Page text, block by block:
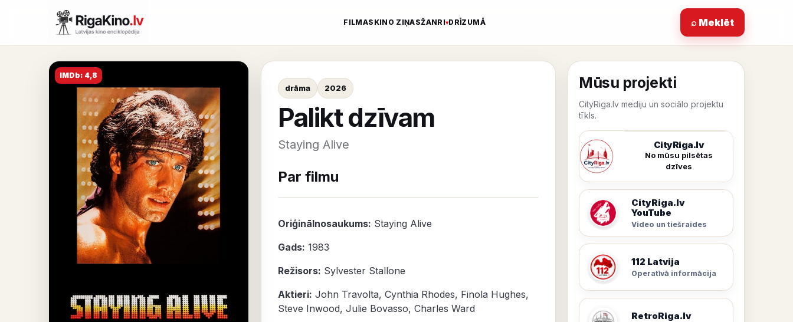
FILMAS KINO ZIŅASŽANRI DRĪZUMĀ ⌕ Meklēt
IMDb: 4,8
drāma 2026
Palikt dzīvam
Staying Alive
Par filmu
Oriģinālnosaukums: Staying Alive
Gads: 1983
Režisors: Sylvester Stallone
Aktieri: John Travolta, Cynthia Rhodes, Finola Hughes,
Steve Inwood, Julie Bovasso, Charles Ward
Mūsu projekti
CityRiga.lv mediju un sociālo projektu
tīkls.
CityRiga.lv
No mūsu pilsētas
dzīves
CityRiga.lv
YouTube
Video un tiešraides
112 Latvija
Operatīvā informācija
RetroRiga.lv